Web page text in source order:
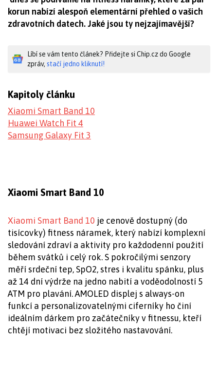
korun nabízí alespoň elementární přehled o vašich
zdravotních datech. Jaké jsou ty nejzajímavější?
Líbí se vám tento článek? Přidejte si Chip.cz do Google
zpráv, stačí jedno kliknutí!
Kapitoly článku
Xiaomi Smart Band 10
Huawei Watch Fit 4
Samsung Galaxy Fit 3
Xiaomi Smart Band 10
Xiaomi Smart Band 10 je cenově dostupný (do
tisícovky) fitness náramek, který nabízí komplexní
sledování zdraví a aktivity pro každodenní použití
během svátků i celý rok. S pokročilými senzory
měří srdeční tep, SpO2, stres i kvalitu spánku, plus
až 14 dní výdrže na jedno nabití a voděodolností 5
ATM pro plavání. AMOLED displej s always-on
funkcí a personalizovatelnými ciferníky ho činí
ideálním dárkem pro začátečníky v fitnessu, kteří
chtějí motivaci bez složitého nastavování.